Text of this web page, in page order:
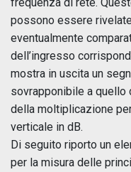
possono essere
eventualmente
dell’ingresso
mostra in uscita un
sovrapponibile a quello
della moltiplicazione
verticale in dB.
Di seguito riporto un
per la misura delle